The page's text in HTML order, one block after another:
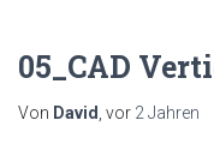
05_CAD
Von David , vor 2 Jahren